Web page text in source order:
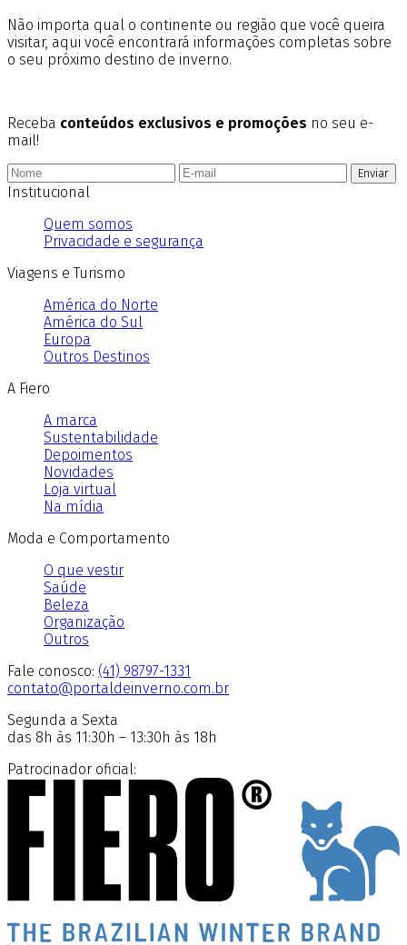
Não importa qual o continente ou região que você queira
visitar, aqui você encontrará informações completas sobre
o seu próximo destino de inverno.
Receba conteúdos exclusivos e promoções no seu e-
mail!
Enviar
Institucional
Quem somos
Privacidade e segurança
Viagens e Turismo
América do Norte
América do Sul
Europa
Outros Destinos
A Fiero
A marca
Sustentabilidade
Depoimentos
Novidades
Loja virtual
Na mídia
Moda e Comportamento
O que vestir
Saúde
Beleza
Organização
Outros
Fale conosco: (41) 98797-1331
contato@portaldeinverno.com.br
Segunda a Sexta
das 8h às 11:30h – 13:30h às 18h
Patrocinador oficial: